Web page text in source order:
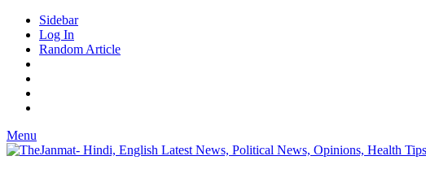
Sidebar
Log In
Random Article
Menu